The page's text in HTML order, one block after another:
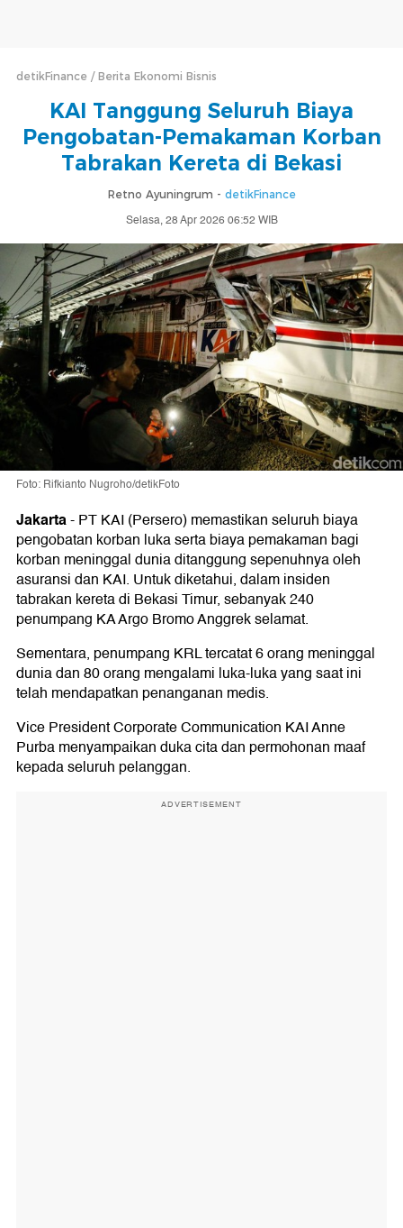
detikFinance Berita Ekonomi Bisnis
KAI Tanggung Seluruh Biaya
Pengobatan-Pemakaman Korban
Tabrakan Kereta di Bekasi
Retno Ayuningrum - detikFinance
Selasa, 28 Apr 2026 06:52 WIB
Foto: Rifkianto Nugroho/detikFoto
Jakarta-PT KAI (Persero) memastikan seluruh biaya
pengobatan korban luka serta biaya pemakaman bagi
korban meninggal dunia ditanggung sepenuhnya oleh
asuransi dan KAI. Untuk diketahui, dalam insiden
tabrakan kereta di Bekasi Timur, sebanyak 240
penumpang KA Argo Bromo Anggrek selamat.
Sementara, penumpang KRL tercatat 6 orang meninggal
dunia dan 80 orang mengalami luka-luka yang saat ini
telah mendapatkan penanganan medis.
Vice President Corporate Communication KAI Anne
Purba menyampaikan duka cita dan permohonan maaf
kepada seluruh pelanggan.
ADVERTISEMENT